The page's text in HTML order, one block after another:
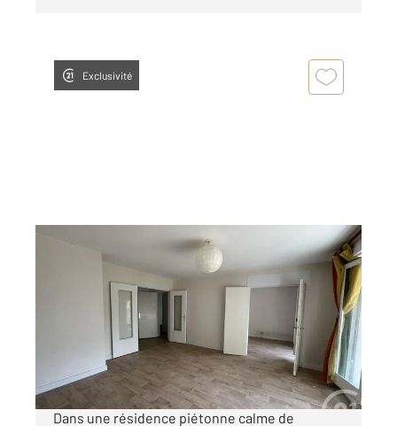
Exclusivité
EVRY 91
Ref : 5244
Appartement F3 à vendre
140 000 €
Visiter le site dédié
Dans une résidence piétonne calme de